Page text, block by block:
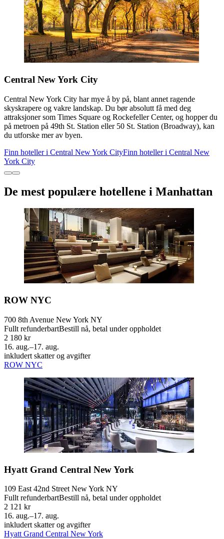
Central New York City
Central New York City har mye å by på, blant annet ragende
skyskrapere og vakre landskap. Du bør absolutt få med deg
attraksjoner som Times Square og Rockefeller Center, og hopper du
på metroen på 49th St. Station eller 50 St. Station (Broadway), kan
du utforske mer av byen.
Finn hoteller i Central New York CityFinn hoteller i Central New
York City
De mest populære hotellene i Manhattan
ROW NYC
700 8th Avenue New York NY
Fullt refunderbartBestill nå, betal under oppholdet
2 180 kr
16. aug.–17. aug.
inkludert skatter og avgifter
ROW NYC
Hyatt Grand Central New York
109 East 42nd Street New York NY
Fullt refunderbartBestill nå, betal under oppholdet
2 121 kr
16. aug.–17. aug.
inkludert skatter og avgifter
Hyatt Grand Central New York